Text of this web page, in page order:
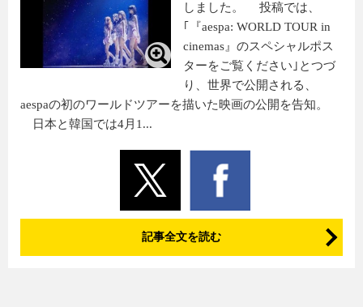
しました。 投稿では、
｢『aespa: WORLD TOUR in
cinemas』のスペシャルポス
ターをご覧ください｣とつづ
り、世界で公開される、
aespaの初のワールドツアーを描いた映画の公開を告知。
日本と韓国では4月1...
記事全文を読む